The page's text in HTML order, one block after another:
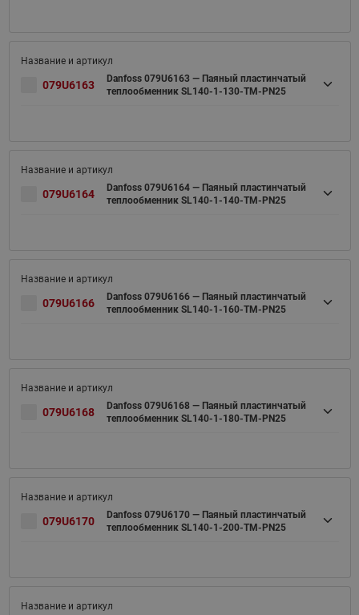
079U6163
Danfoss 079U6163 — Паяный пластинчатый
теплообменник SL140-1-130-TM-PN25
079U6164
Danfoss 079U6164 — Паяный пластинчатый
теплообменник SL140-1-140-TM-PN25
079U6166
Danfoss 079U6166 — Паяный пластинчатый
теплообменник SL140-1-160-TM-PN25
079U6168
Danfoss 079U6168 — Паяный пластинчатый
теплообменник SL140-1-180-TM-PN25
079U6170
Danfoss 079U6170 — Паяный пластинчатый
теплообменник SL140-1-200-TM-PN25